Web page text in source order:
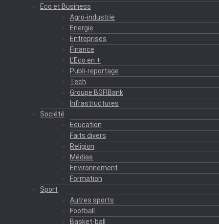
Eco et Business
Agro-industrie
Energie
Entreprises
Finance
L’Eco en +
Publi-reportage
Tech
Groupe BGFIBank
Infrastructures
Société
Education
Faits divers
Religion
Médias
Environnement
Formation
Sport
Autres sports
Football
Basket-ball